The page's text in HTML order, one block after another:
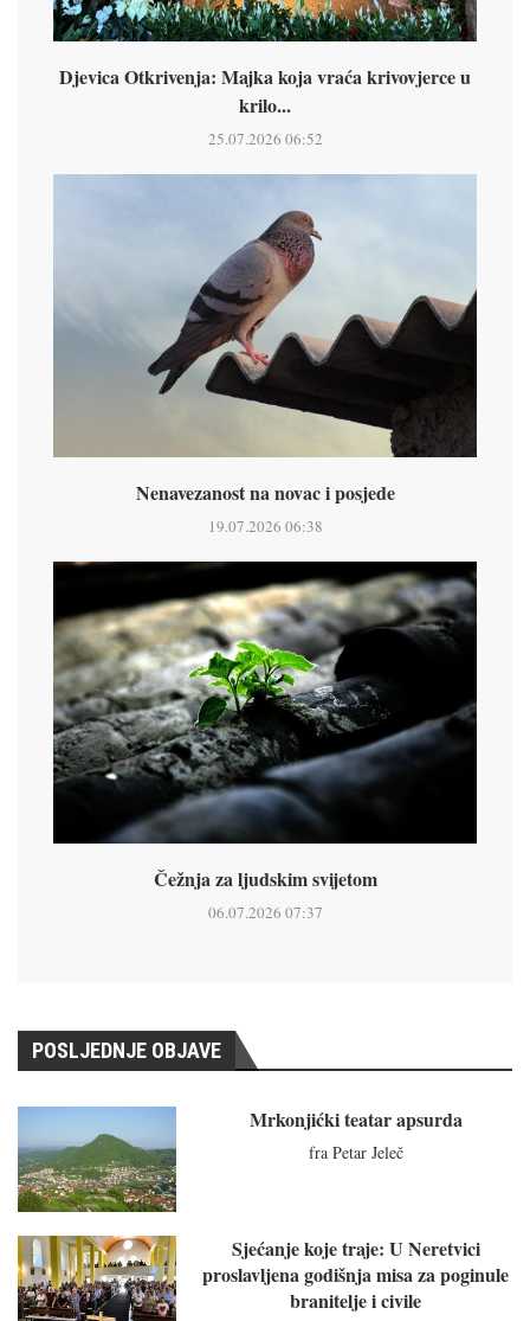
Djevica Otkrivenja: Majka koja vraća krivovjerce u
krilo...
25.07.2026 06:52
Nenavezanost na novac i posjede
19.07.2026 06:38
Čežnja za ljudskim svijetom
06.07.2026 07:37
POSLJEDNJE OBJAVE
Mrkonjićki teatar apsurda
fra Petar Jeleč
Sjećanje koje traje: U Neretvici
proslavljena godišnja misa za poginule
branitelje i civile